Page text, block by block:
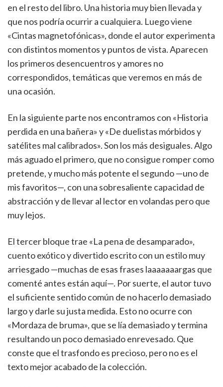
en el resto del libro. Una historia muy bien llevada y
que nos podría ocurrir a cualquiera. Luego viene
«Cintas magnetofónicas», donde el autor experimenta
con distintos momentos y puntos de vista. Aparecen
los primeros desencuentros y amores no
correspondidos, temáticas que veremos en más de
una ocasión.
En la siguiente parte nos encontramos con «Historia
perdida en una bañera» y «De duelistas mórbidos y
satélites mal calibrados». Son los más desiguales. Algo
más aguado el primero, que no consigue romper como
pretende, y mucho más potente el segundo —uno de
mis favoritos—, con una sobresaliente capacidad de
abstracción y de llevar al lector en volandas pero que
muy lejos.
El tercer bloque trae «La pena de desamparado»,
cuento exótico y divertido escrito con un estilo muy
arriesgado —muchas de esas frases laaaaaaargas que
comenté antes están aquí—. Por suerte, el autor tuvo
el suficiente sentido común de no hacerlo demasiado
largo y darle su justa medida. Esto no ocurre con
«Mordaza de bruma», que se lía demasiado y termina
resultando un poco demasiado enrevesado. Que
conste que el trasfondo es precioso, pero no es el
texto mejor acabado de la colección.